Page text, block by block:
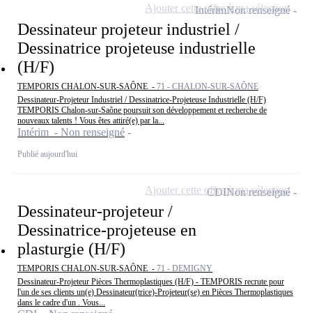
Dessinateur projeteur industriel /
Dessinatrice projeteuse industrielle
(H/F)
TEMPORIS CHALON-SUR-SAÔNE - 71 - CHALON-SUR-SAÔNE
Dessinateur-Projeteur Industriel / Dessinatrice-Projeteuse Industrielle (H/F)
TEMPORIS Chalon-sur-Saône poursuit son développement et recherche de
nouveaux talents ! Vous êtes attiré(e) par la...
Intérim - Non renseigné
Publié aujourd'hui
IntérimNon renseigné
Ajouter cette offre à ma sélection
Dessinateur-projeteur /
Dessinatrice-projeteuse en
plasturgie (H/F)
TEMPORIS CHALON-SUR-SAÔNE - 71 - DEMIGNY
Dessinateur-Projeteur Pièces Thermoplastiques (H/F) - TEMPORIS recrute pour
l'un de ses clients un(e) Dessinateur(trice)-Projeteur(se) en Pièces Thermoplastiques
dans le cadre d'un . Vous...
CDINon renseigné
Ajouter cette offre à ma sélection